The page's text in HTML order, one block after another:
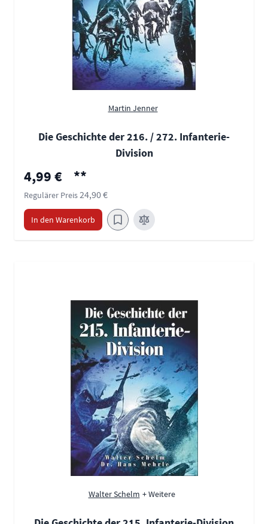
Martin Jenner
Die Geschichte der 216. / 272. Infanterie-
Division
Sonderpreis
4,99 € **
Regulärer Preis24,90 €
In den Warenkorb
Walter Schelm + Weitere